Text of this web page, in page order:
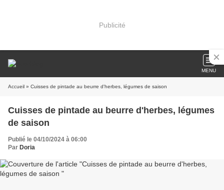
Publicité
MENU
Accueil » Cuisses de pintade au beurre d'herbes, légumes de saison
Cuisses de pintade au beurre d'herbes, légumes
de saison
Publié le 04/10/2024 à 06:00
Par Doria